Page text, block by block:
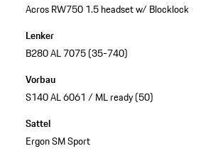
Acros RW750 1.5 headset w/ Blocklock
Lenker
B280 AL 7075 (35-740)
Vorbau
S140 AL 6061 / ML ready (50)
Sattel
Ergon SM Sport